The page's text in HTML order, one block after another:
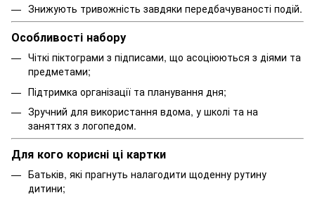
Знижують тривожність завдяки передбачуваності подій.
Особливості набору
Чіткі піктограми з підписами, що асоціюються з діями та
предметами;
Підтримка організації та планування дня;
Зручний для використання вдома, у школі та на
заняттях з логопедом.
Для кого корисні ці картки
Батьків, які прагнуть налагодити щоденну рутину
дитини;